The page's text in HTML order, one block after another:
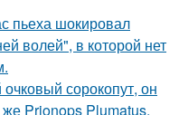
пьеха шокировал
волей", в которой нет
сорокопут, он
Prionops Plumatus.